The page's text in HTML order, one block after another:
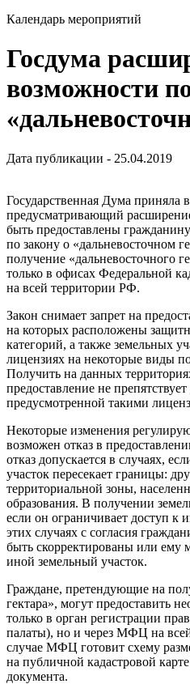
Календарь мероприятий
Госдума
возможности
Дата публикации - 25.04.2019
Государственная Дума приняла
предусматривающий
быть предоставлены
по закону о «дальневосточном
получение «дальневосточного
только в офисах Федеральной
на всей территории РФ.
Закон снимает запрет на
на которых расположены
категорий, а также земельных
лицензиях на некоторые виды
Получить на данных
предоставление не препятствует
предусмотренной такими
Некоторые изменения
возможен отказ в
отказ допускается в случаях,
участок пересекает границы:
территориальной зоны,
образования. В получении
если он ограничивает доступ
этих случаях с согласия
быть скорректированы или ему
иной земельный участок.
Граждане, претендующие на
гектара», могут предоставить
только в орган регистрации
палаты), но и через МФЦ на
случае МФЦ готовит схему
на публичной кадастровой
документа.